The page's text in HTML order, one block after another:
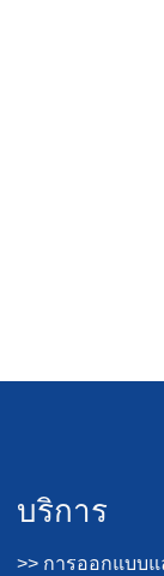
บริการ
>> การออกแบบ